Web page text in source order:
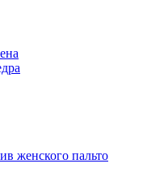
женского пальто